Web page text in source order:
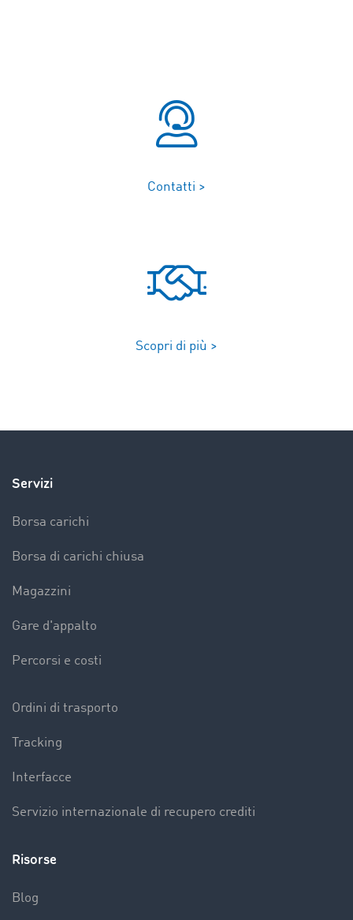
Contatti >
Scopri di più >
Servizi
Borsa carichi
Borsa di carichi chiusa
Magazzini
Gare d'appalto
Percorsi e costi
Ordini di trasporto
Tracking
Interfacce
Servizio internazionale di recupero crediti
Risorse
Blog